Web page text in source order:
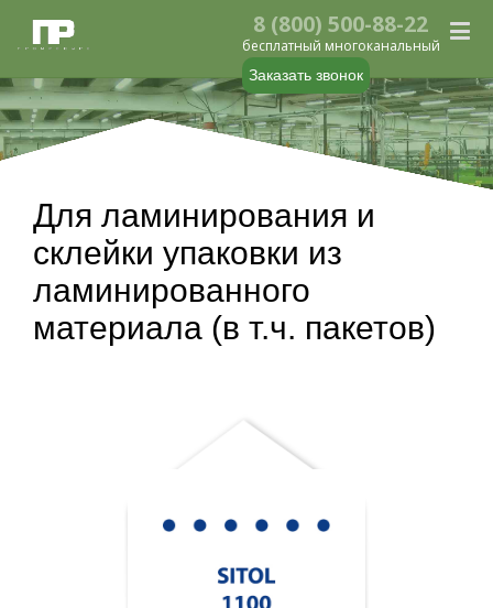
Заказать звонок
8 (800) 500-88-22
бесплатный многоканальный
Для ламинирования и
склейки упаковки из
ламинированного
материала (в т.ч. пакетов)